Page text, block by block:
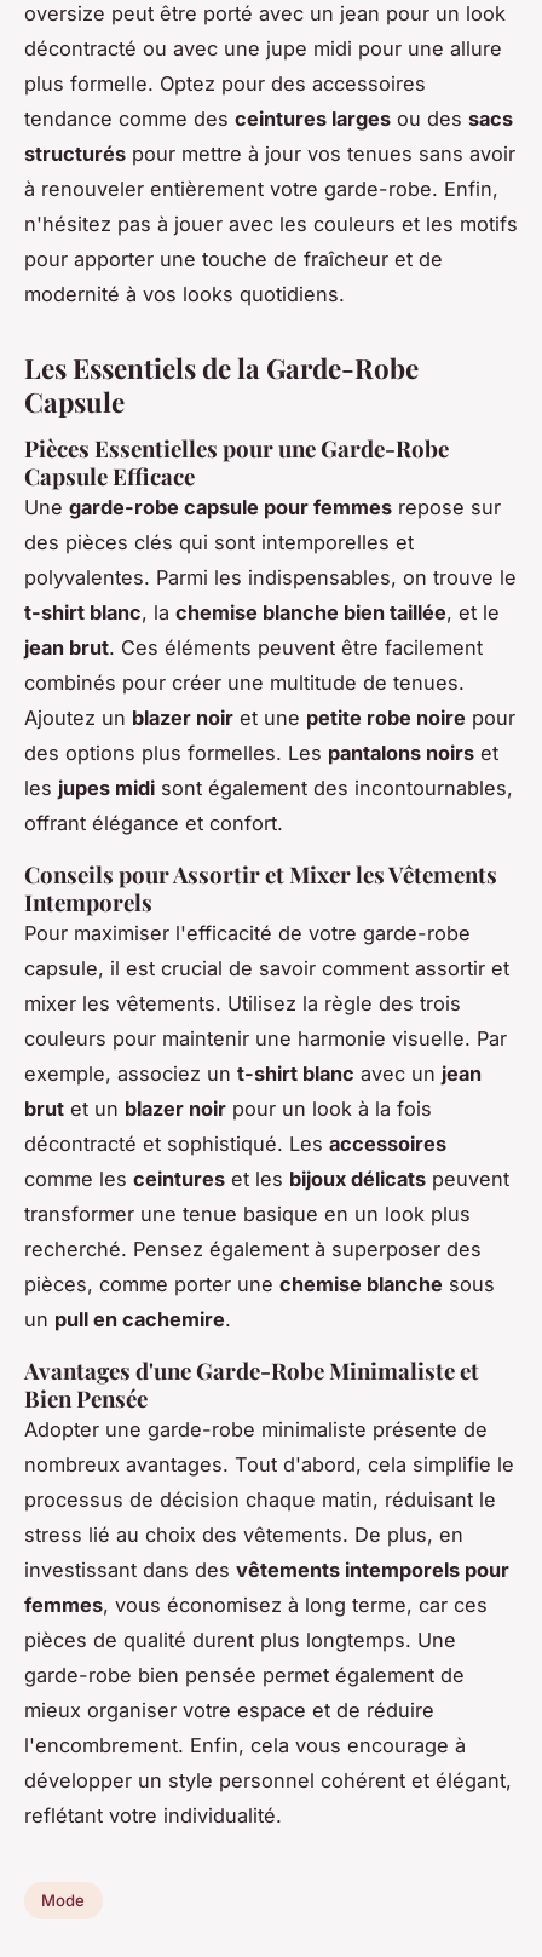
oversize peut être porté avec un jean pour un look
décontracté ou avec une jupe midi pour une allure
plus formelle. Optez pour des accessoires
tendance comme des ceintures larges ou des sacs
structurés pour mettre à jour vos tenues sans avoir
à renouveler entièrement votre garde-robe. Enfin,
n'hésitez pas à jouer avec les couleurs et les motifs
pour apporter une touche de fraîcheur et de
modernité à vos looks quotidiens.
Les Essentiels de la Garde-Robe
Capsule
Pièces Essentielles pour une Garde-Robe
Capsule Efficace
Une garde-robe capsule pour femmes repose sur
des pièces clés qui sont intemporelles et
polyvalentes. Parmi les indispensables, on trouve le
t-shirt blanc, la chemise blanche bien taillée, et le
jean brut. Ces éléments peuvent être facilement
combinés pour créer une multitude de tenues.
Ajoutez un blazer noir et une petite robe noire pour
des options plus formelles. Les pantalons noirs et
les jupes midi sont également des incontournables,
offrant élégance et confort.
Conseils pour Assortir et Mixer les Vêtements
Intemporels
Pour maximiser l'efficacité de votre garde-robe
capsule, il est crucial de savoir comment assortir et
mixer les vêtements. Utilisez la règle des trois
couleurs pour maintenir une harmonie visuelle. Par
exemple, associez un t-shirt blanc avec un jean
brut et un blazer noir pour un look à la fois
décontracté et sophistiqué. Les accessoires
comme les ceintures et les bijoux délicats peuvent
transformer une tenue basique en un look plus
recherché. Pensez également à superposer des
pièces, comme porter une chemise blanche sous
un pull en cachemire.
Avantages d'une Garde-Robe Minimaliste et
Bien Pensée
Adopter une garde-robe minimaliste présente de
nombreux avantages. Tout d'abord, cela simplifie le
processus de décision chaque matin, réduisant le
stress lié au choix des vêtements. De plus, en
investissant dans des vêtements intemporels pour
femmes, vous économisez à long terme, car ces
pièces de qualité durent plus longtemps. Une
garde-robe bien pensée permet également de
mieux organiser votre espace et de réduire
l'encombrement. Enfin, cela vous encourage à
développer un style personnel cohérent et élégant,
reflétant votre individualité.
Mode